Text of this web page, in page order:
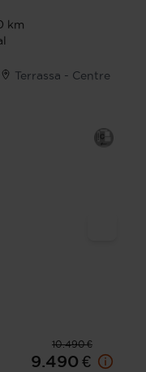
km
Terrassa - Centre
10.490 €
9.490 €